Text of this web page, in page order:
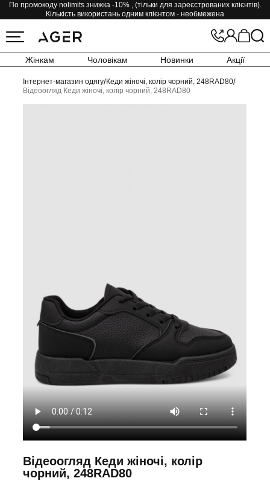
По промокоду nolimits знижка -10% , (тільки для зареєстрованих клієнтів).
Кількість використань одним клієнтом - необмежена
Жінкам Чоловікам Новинки Акції
Інтернет-магазин одягу/Кеди жіночі, колір чорний, 248RAD80/
Відеоогляд Кеди жіночі, колір чорний, 248RAD80
Відеоогляд Кеди жіночі, колір
чорний, 248RAD80